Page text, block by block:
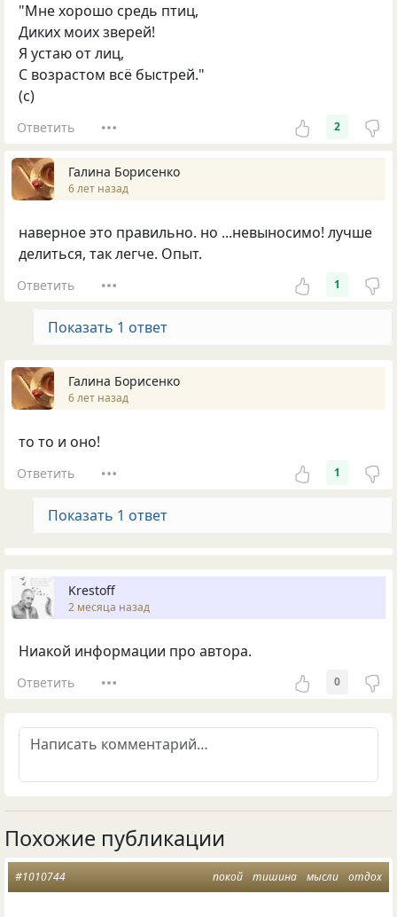
"Мне хорошо средь птиц,
Диких моих зверей!
Я устаю от лиц,
С возрастом всё быстрей."
(c)
Ответить 2
Галина Борисенко
6 лет назад
наверное это правильно. но ...невыносимо! лучше
делиться, так легче. Опыт.
Ответить 1
Показать 1 ответ
Галина Борисенко
6 лет назад
то то и оно!
Ответить 1
Показать 1 ответ
Krestoff
2 месяца назад
Ниакой информации про автора.
Ответить 0
Похожие публикации
покой тишина мысли отдох
#1010744